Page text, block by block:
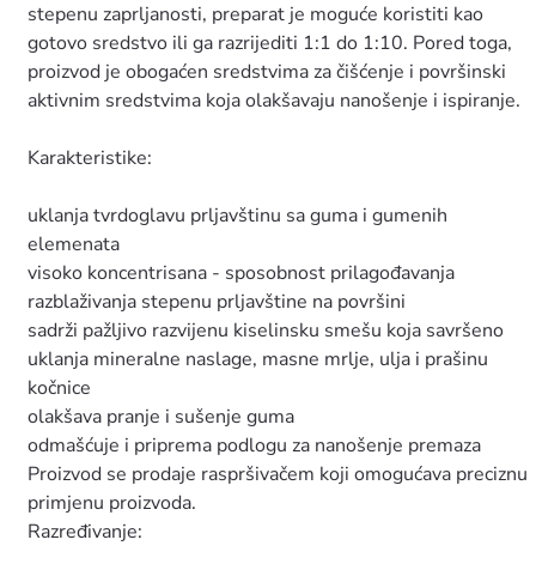
stepenu zaprljanosti, preparat je moguće koristiti kao
gotovo sredstvo ili ga razrijediti 1:1 do 1:10. Pored toga,
proizvod je obogaćen sredstvima za čišćenje i površinski
aktivnim sredstvima koja olakšavaju nanošenje i ispiranje.
Karakteristike:
uklanja tvrdoglavu prljavštinu sa guma i gumenih
elemenata
visoko koncentrisana - sposobnost prilagođavanja
razblaživanja stepenu prljavštine na površini
sadrži pažljivo razvijenu kiselinsku smešu koja savršeno
uklanja mineralne naslage, masne mrlje, ulja i prašinu
kočnice
olakšava pranje i sušenje guma
odmašćuje i priprema podlogu za nanošenje premaza
Proizvod se prodaje raspršivačem koji omogućava preciznu
primjenu proizvoda.
Razređivanje: